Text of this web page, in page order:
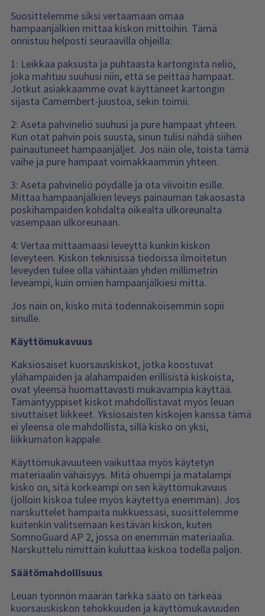
Suosittelemme siksi vertaamaan omaa
hampaanjälkien mittaa kiskon mittoihin. Tämä
onnistuu helposti seuraavilla ohjeilla:
1: Leikkaa paksusta ja puhtaasta kartongista neliö,
joka mahtuu suuhusi niin, että se peittää hampaat.
Jotkut asiakkaamme ovat käyttäneet kartongin
sijasta Camembert-juustoa, sekin toimii.
2: Aseta pahvineliö suuhusi ja pure hampaat yhteen.
Kun otat pahvin pois suusta, sinun tulisi nähdä siihen
painautuneet hampaanjäljet. Jos näin ole, toista tämä
vaihe ja pure hampaat voimakkaammin yhteen.
3: Aseta pahvineliö pöydälle ja ota viivoitin esille.
Mittaa hampaanjälkien leveys painauman takaosasta
poskihampaiden kohdalta oikealta ulkoreunalta
vasempaan ulkoreunaan.
4: Vertaa mittaamaasi leveyttä kunkin kiskon
leveyteen. Kiskon teknisissä tiedoissa ilmoitetun
leveyden tulee olla vähintään yhden millimetrin
leveämpi, kuin omien hampaanjälkiesi mitta.
Jos näin on, kisko mitä todennäköisemmin sopii
sinulle.
Käyttömukavuus
Kaksiosaiset kuorsauskiskot, jotka koostuvat
ylähampaiden ja alahampaiden erillisistä kiskoista,
ovat yleensä huomattavasti mukavampia käyttää.
Tämäntyyppiset kiskot mahdollistavat myös leuan
sivuttaiset liikkeet. Yksiosaisten kiskojen kanssa tämä
ei yleensä ole mahdollista, sillä kisko on yksi,
liikkumaton kappale.
Käyttömukavuuteen vaikuttaa myös käytetyn
materiaalin vähäisyys. Mitä ohuempi ja matalampi
kisko on, sitä korkeampi on sen käyttömukavuus
(jolloin kiskoa tulee myös käytettyä enemmän). Jos
narskuttelet hampaita nukkuessasi, suosittelemme
kuitenkin valitsemaan kestävän kiskon, kuten
SomnoGuard AP 2, jossa on enemmän materiaalia.
Narskuttelu nimittäin kuluttaa kiskoa todella paljon.
Säätömahdollisuus
Leuan työnnön määrän tarkka säätö on tärkeää
kuorsauskiskon tehokkuuden ja käyttömukavuuden